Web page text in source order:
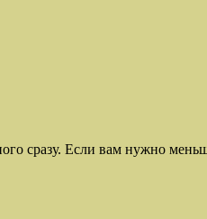
сразу. Если вам нужно